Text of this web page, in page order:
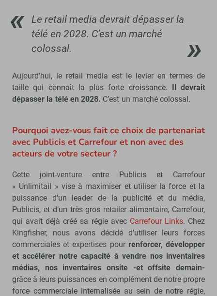
Le retail media devrait dépasser la
télé en 2028. C’est un marché
colossal.
Aujourd’hui, le retail media est le levier en termes de
taille qui connaît la plus forte croissance. Il devrait
dépasser la télé en 2028. C’est un marché colossal.
Pourquoi avez-vous fait ce choix de partenariat
avec Publicis et Carrefour et non avec des
acteurs de votre secteur ?
Cette joint-venture entre Publicis et Carrefour
« Unlimitail » vise à maximiser et utiliser la force et la
puissance d’un leader de la publicité et du média,
Publicis, et d’un très gros retailer alimentaire, Carrefour,
qui avait déjà créé sa régie avec Carrefour Links. Chez
Kingfisher, nous avons décidé d’utiliser leurs forces
commerciales et expertises pour renforcer, développer
et accélérer notre capacité à vendre nos inventaires
médias, nos inventaires onsite -et offsite demain-
grâce à leurs puissances en complément de notre propre
force commerciale internalisée au sein de notre régie,